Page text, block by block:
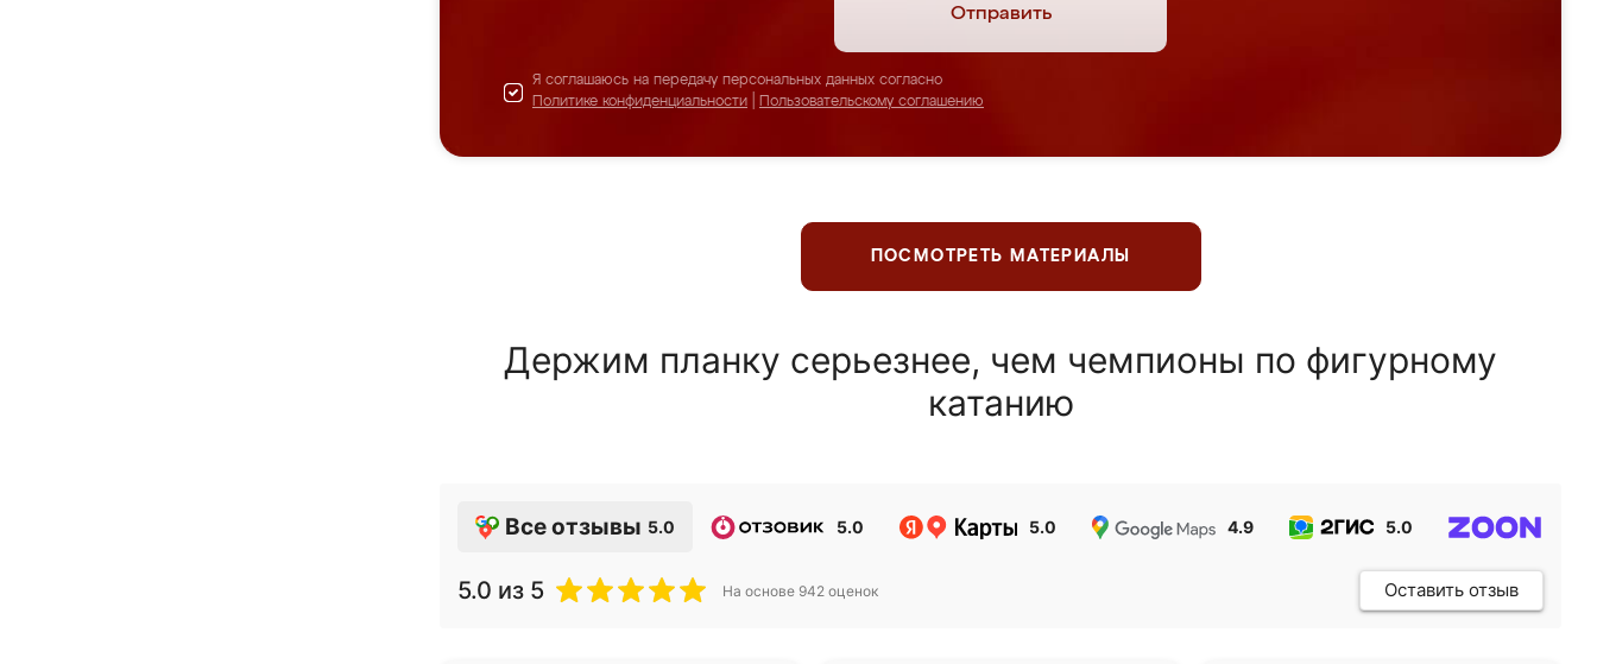
Отправить
Я соглашаюсь на передачу персональных данных согласно
Политике конфиденциальности
Пользовательскому соглашению
ПОСМОТРЕТЬ МАТЕРИАЛЫ
Держим планку серьезнее, чем чемпионы по фигурному
катанию
Все отзывы 5.0 5.0 5.0 4.9 5.0
5.0 из 5 На основе 942 оценок Оставить отзыв